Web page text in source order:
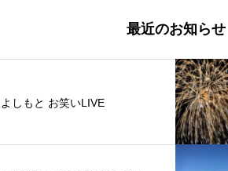
最近のお知らせ
よしもと お笑いLIVE